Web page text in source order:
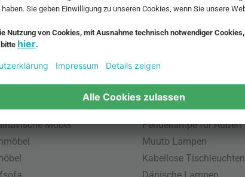
und zzgl.
Möbel
Beliebte Leuchten
Pendellampe für Außen
Muuto Lampen
Kabellose Tischleuchten